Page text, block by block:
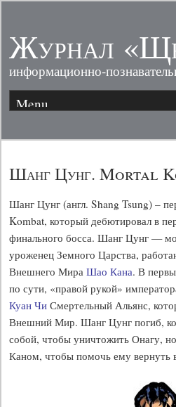
Журнал
информационно-
Шанг Цунг. Mortal
Шанг Цунг (англ. Shang Tsung) –
Kombat, который дебютировал в
финального босса. Шанг Цунг —
уроженец Земного Царства,
Внешнего МираШао Кана. В
по сути, «правой рукой»
Куан Чи Смертельный Альянс,
Внешний Мир. Шанг Цунг погиб,
собой, чтобы уничтожить Онагу,
Каном, чтобы помочь ему вернуть